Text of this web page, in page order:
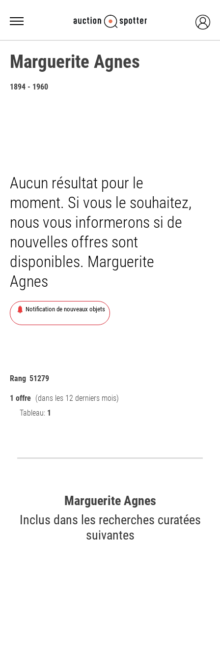
Marguerite Agnes
1894 - 1960
Aucun résultat pour le
moment. Si vous le souhaitez,
nous vous informerons si de
nouvelles offres sont
disponibles. Marguerite
Agnes
Notification de nouveaux objets
Rang 51279
1 offre (dans les 12 derniers mois)
Tableau: 1
Marguerite Agnes
Inclus dans les recherches curatées
suivantes